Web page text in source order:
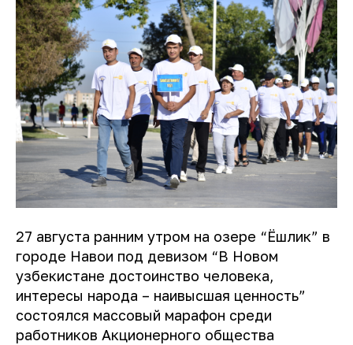
27 августа ранним утром на озере “Ёшлик” в
городе Навои под девизом “В Новом
узбекистане достоинство человека,
интересы народа – наивысшая ценность”
состоялся массовый марафон среди
работников Акционерного общества